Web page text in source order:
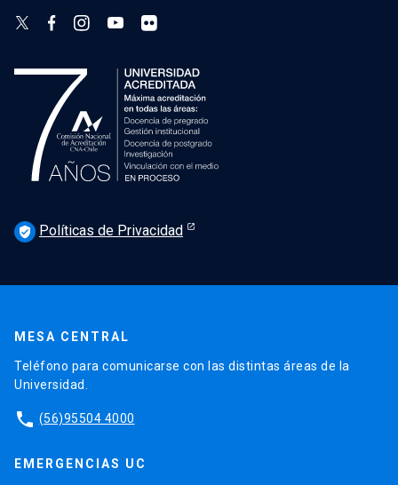
verified_user Políticas de Privacidad
MESA CENTRAL
Teléfono para comunicarse con las distintas áreas de la
Universidad.
phone (56)95504 4000
EMERGENCIAS UC